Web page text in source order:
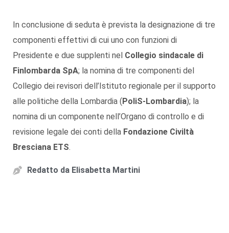
In conclusione di seduta è prevista la designazione di tre
componenti effettivi di cui uno con funzioni di
Presidente e due supplenti nel Collegio sindacale di
Finlombarda SpA; la nomina di tre componenti del
Collegio dei revisori dell’Istituto regionale per il supporto
alle politiche della Lombardia (PoliS-Lombardia); la
nomina di un componente nell’Organo di controllo e di
revisione legale dei conti della Fondazione Civiltà
Bresciana ETS.
Redatto da Elisabetta Martini